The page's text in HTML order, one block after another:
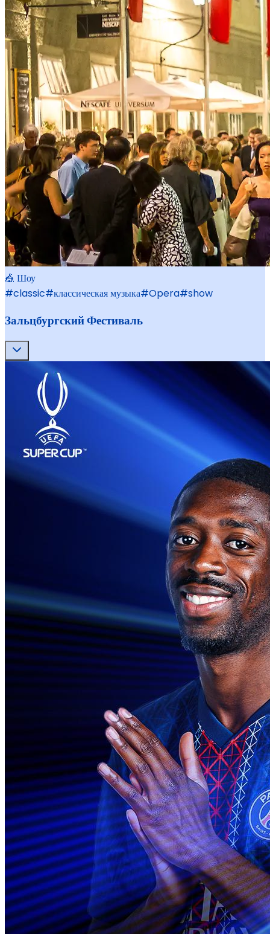
🎪 Шоу
#classic#классическая музыка#Opera#show
Зальцбургский Фестиваль